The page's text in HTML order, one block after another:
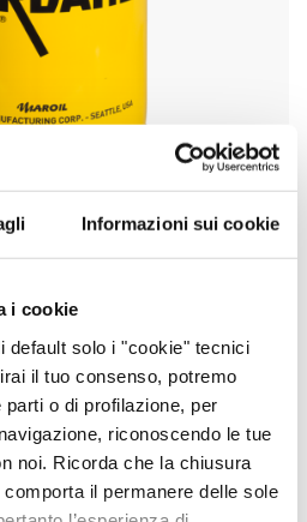
Informazioni sui cookie
i cookie
default solo i "cookie" tecnici
il tuo consenso, potremo
o di profilazione, per
riconoscendo le tue
noi. Ricorda che la chiusura
il permanere delle sole
SCHEDA DI SICUREZZA
è una gamma completa di
industriali operanti in condizioni di
in modo specifico per